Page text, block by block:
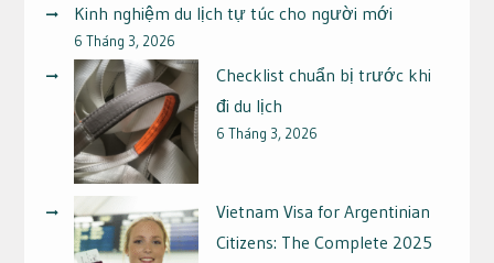
Kinh nghiệm du lịch tự túc cho người mới
6 Tháng 3, 2026
Checklist chuẩn bị trước khi
đi du lịch
6 Tháng 3, 2026
Vietnam Visa for Argentinian
Citizens: The Complete 2025